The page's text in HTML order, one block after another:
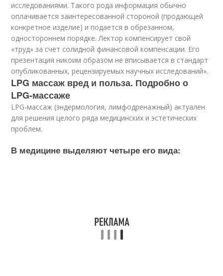
исследованиями. Такого рода информация обычно
оплачивается заинтересованной стороной (продающей
конкретное изделие) и подается в обрезанном,
одностороннем порядке. Лектор компенсирует свой
«труд» за счет солидной финансовой компенсации. Его
презентация никоим образом не вписывается в стандарт
опубликованных, рецензируемых научных исследований».
LPG массаж вред и польза. Подробно о
LPG-массаже
LPG-массаж (эндермология, лимфодренажный) актуален
для решения целого ряда медицинских и эстетических
проблем.
В медицине выделяют четыре его вида: